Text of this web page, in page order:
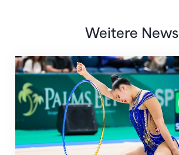
Weitere News
Nächster Halt: Weltmeisterschaft